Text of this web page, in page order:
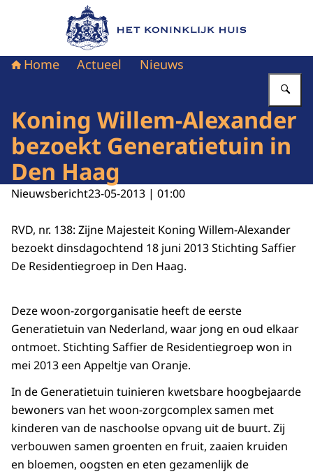
Naar de homepage van Het Koninklijk Huis
Home Actueel Nieuws
Koning Willem-Alexander
bezoekt Generatietuin in
Den Haag
Nieuwsbericht23-05-2013 | 01:00
RVD, nr. 138: Zijne Majesteit Koning Willem-Alexander
bezoekt dinsdagochtend 18 juni 2013 Stichting Saffier
De Residentiegroep in Den Haag.
Deze woon-zorgorganisatie heeft de eerste
Generatietuin van Nederland, waar jong en oud elkaar
ontmoet. Stichting Saffier de Residentiegroep won in
mei 2013 een Appeltje van Oranje.
In de Generatietuin tuinieren kwetsbare hoogbejaarde
bewoners van het woon-zorgcomplex samen met
kinderen van de naschoolse opvang uit de buurt. Zij
verbouwen samen groenten en fruit, zaaien kruiden
en bloemen, oogsten en eten gezamenlijk de